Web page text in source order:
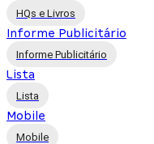
HQs e Livros
Informe Publicitário
Informe Publicitário
Lista
Lista
Mobile
Mobile